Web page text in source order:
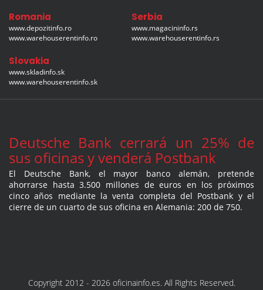
Romania
www.depozitinfo.ro
www.warehouserentinfo.ro
Serbia
www.magacininfo.rs
www.warehouserentinfo.rs
Slovakia
www.skladinfo.sk
www.warehouserentinfo.sk
Deutsche Bank cerrará un 25% de
sus oficinas y venderá Postbank
El Deutsche Bank, el mayor banco alemán, pretende
ahorrarse hasta 3.500 millones de euros en los próximos
cinco años mediante la venta completa del Postbank y el
cierre de un cuarto de sus oficina en Alemania: 200 de 750.
Copyright 2012 - 2026 oficinainfo.es. All Rights Reserved.